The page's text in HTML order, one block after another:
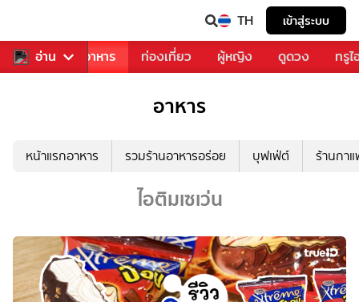
TH เข้าสู่ระบบ
อ่าน
การเพลง อาหาร ท่องเที่ยว ผู้หญิง ดูดวง ทรู
อาหาร
หน้าแรกอาหาร รวมร้านอาหารอร่อย บุฟเฟ่ต์ ร้านกา
ไอติมเซเว่น